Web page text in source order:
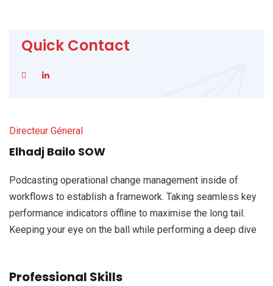
Quick Contact
Directeur Géneral
Elhadj Bailo SOW
Podcasting operational change management inside of
workflows to establish a framework. Taking seamless key
performance indicators offline to maximise the long tail.
Keeping your eye on the ball while performing a deep dive
Professional Skills